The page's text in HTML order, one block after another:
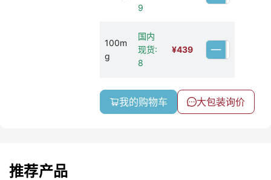
9
100m
g
国内
现货:
8
¥439
我的购物车 大包装询价
推荐产品